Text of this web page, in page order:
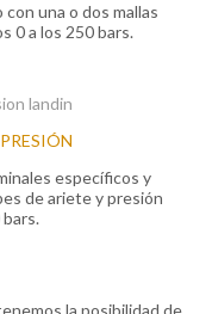
una o dos mallas
0 a los 250 bars.
específicos y
de ariete y presión